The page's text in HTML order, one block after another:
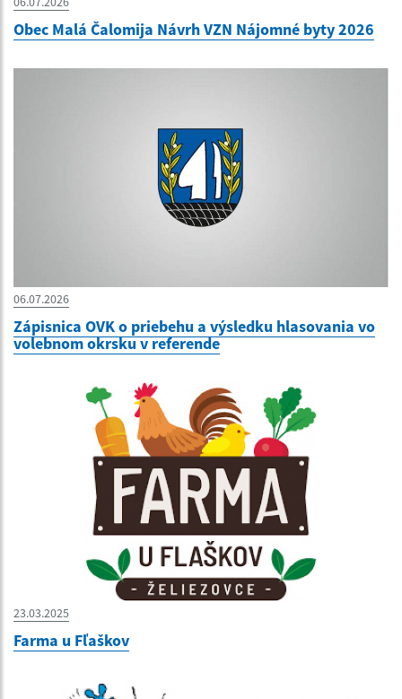
Obec Malá Čalomija Návrh VZN Nájomné byty 2026
06.07.2026
Zápisnica OVK o priebehu a výsledku hlasovania vo
volebnom okrsku v referende
23.03.2025
Farma u Fľaškov